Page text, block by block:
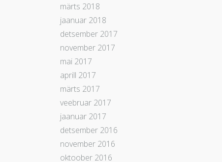
märts 2018
jaanuar 2018
detsember 2017
november 2017
mai 2017
aprill 2017
märts 2017
veebruar 2017
jaanuar 2017
detsember 2016
november 2016
oktoober 2016